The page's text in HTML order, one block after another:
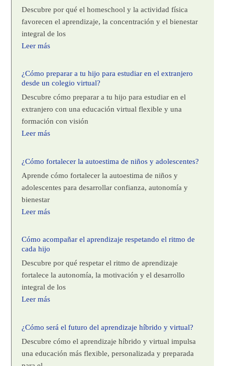
Descubre por qué el homeschool y la actividad física
favorecen el aprendizaje, la concentración y el bienestar
integral de los
Leer más
¿Cómo preparar a tu hijo para estudiar en el extranjero
desde un colegio virtual?
Descubre cómo preparar a tu hijo para estudiar en el
extranjero con una educación virtual flexible y una
formación con visión
Leer más
¿Cómo fortalecer la autoestima de niños y adolescentes?
Aprende cómo fortalecer la autoestima de niños y
adolescentes para desarrollar confianza, autonomía y
bienestar
Leer más
Cómo acompañar el aprendizaje respetando el ritmo de
cada hijo
Descubre por qué respetar el ritmo de aprendizaje
fortalece la autonomía, la motivación y el desarrollo
integral de los
Leer más
¿Cómo será el futuro del aprendizaje híbrido y virtual?
Descubre cómo el aprendizaje híbrido y virtual impulsa
una educación más flexible, personalizada y preparada